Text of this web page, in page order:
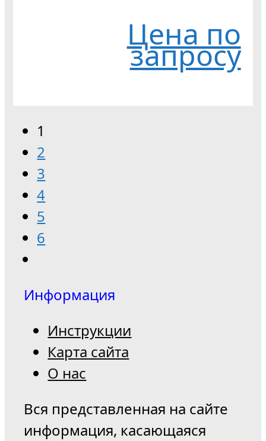
Цена по
запросу
1
2
3
4
5
6
Информация
Инструкции
Карта сайта
О нас
Вся представленная на сайте
информация, касающаяся